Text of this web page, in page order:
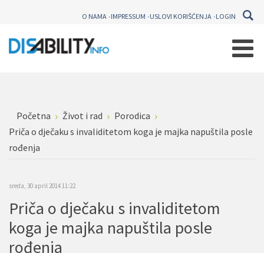
O NAMA IMPRESSUM USLOVI KORIŠĆENJA LOGIN
Početna Život i rad
Porodica
Priča o dječaku s invaliditetom koga je majka napuštila posle
rođenja
sreda, 30 april 2014 11:22
Priča o dječaku s invaliditetom
koga je majka napuštila posle
rođenja